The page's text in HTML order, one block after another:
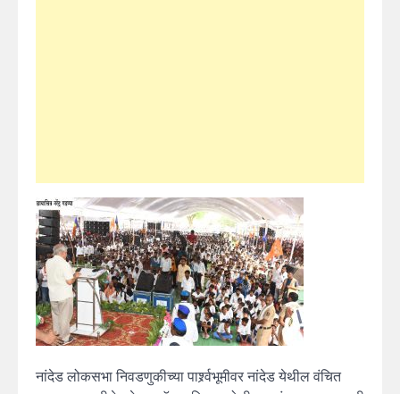
नांदेड लोकसभा निवडणुकीच्या पार्श्र्वभूमीवर नांदेड येथील वंचित